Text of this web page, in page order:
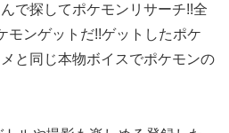
で探してポケモンリサーチ!!全
モンゲットだ!!ゲットしたポケ
と同じ本物ボイスでポケモンの